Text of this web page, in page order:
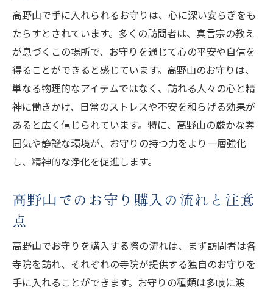
お守りと自然が織り成す心の調和
高野山の自然が教えてくれる内なる平和
高野山で自然との一体感を感じる方法
高野山で手に入れるお守りの種類とその意味
高野山のお守りの種類と選び方
高野山のお守りに込められた願いとは
特定の願い事に適した高野山のお守り
高野山のお守りと伝統的な儀式
お守りを選ぶ際のポイントと注意点
お守りと共に行うリラックス法
高野山でのお守り体験がもたらすストレス
解消効果
高野山で手に入れられるお守りは、心に深い安らぎをも
たらすとされています。多くの訪問者は、真言宗の教え
が息づくこの場所で、お守りを通じて心の平安や自信を
得ることができると感じています。高野山のお守りは、
単なる物理的なアイテムではなく、訪れる人々の心と精
神に働きかけ、日常のストレスや不安を和らげる効果が
あると広く信じられています。特に、高野山の厳かな雰
囲気や静謐な環境が、お守りの持つ力をより一層強化
し、精神的な浄化を促進します。
高野山でのお守り購入の流れと注意
点
高野山でお守りを購入する際の流れは、まず訪問者は各
寺院を訪れ、それぞれの寺院が提供する独自のお守りを
手に入れることができます。お守りの種類は多岐に渡